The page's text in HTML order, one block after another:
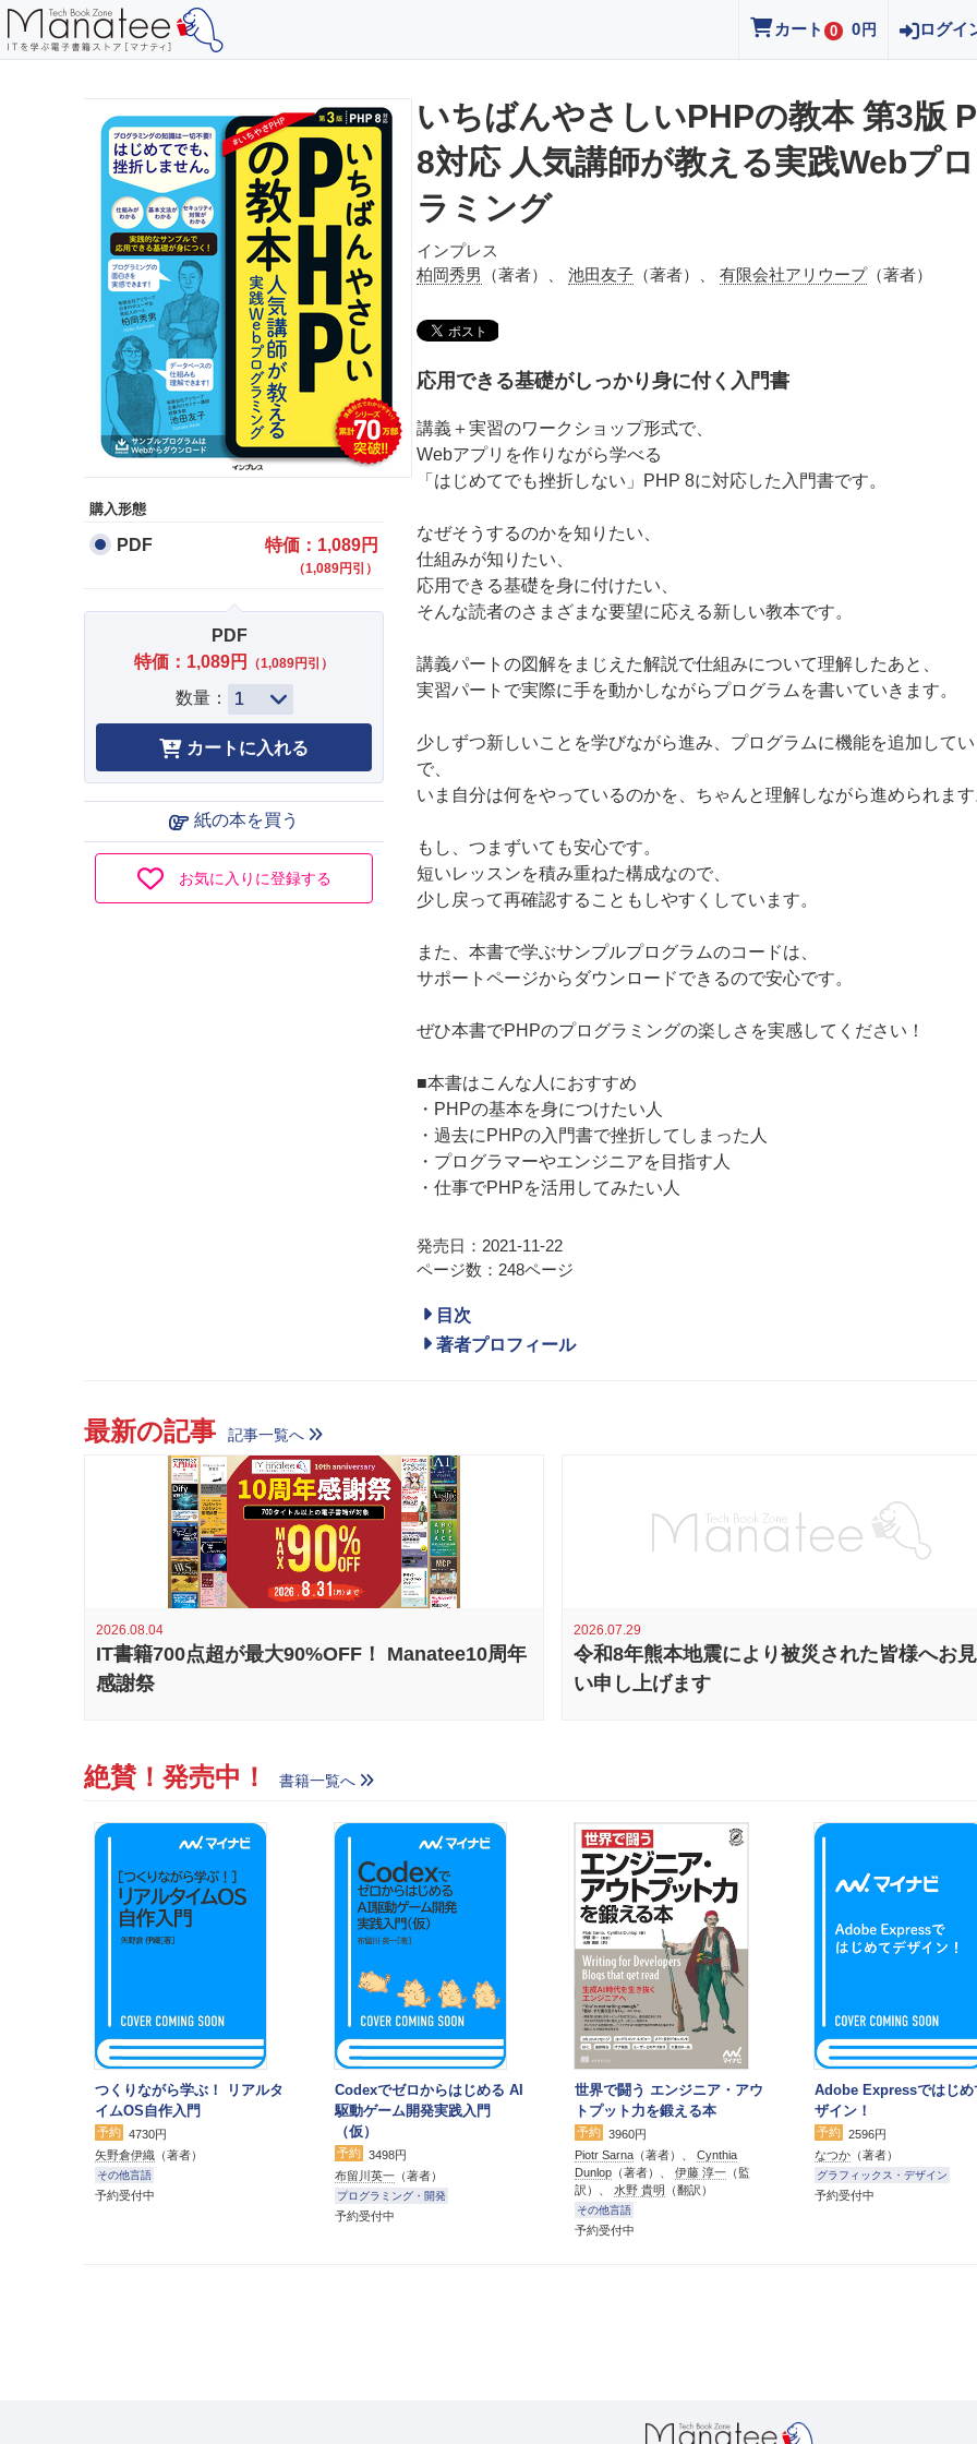
カート 0 0 円 ログイ
購入形態
PDF 特価：1,089円
（1,089円引）
PDF
特価：1,089円
（1,089円引）
数量：
紙の本を買う
お気に入りに登録する
いちばんやさしいPHPの教本 第3版
8対応 人気講師が教える実践Webプ
ラミング
インプレス
柏岡秀男
（著者）、 池田友子 （著者）、 有限会社アリウープ（著者）
応用できる基礎がしっかり身に付く入門書
講義＋実習のワークショップ形式で、
Webアプリを作りながら学べる
「はじめてでも挫折しない」PHP 8に対応した入門書です。
なぜそうするのかを知りたい、
仕組みが知りたい、
応用できる基礎を身に付けたい、
そんな読者のさまざまな要望に応える新しい教本です。
講義パートの図解をまじえた解説で仕組みについて理解したあと、
実習パートで実際に手を動かしながらプログラムを書いていきます。
少しずつ新しいことを学びながら進み、プログラムに機能を追加して
で、
いま自分は何をやっているのかを、ちゃんと理解しながら進められま
もし、つまずいても安心です。
短いレッスンを積み重ねた構成なので、
少し戻って再確認することもしやすくしています。
また、本書で学ぶサンプルプログラムのコードは、
サポートページからダウンロードできるので安心です。
ぜひ本書でPHPのプログラミングの楽しさを実感してください！
■本書はこんな人におすすめ
・PHPの基本を身につけたい人
・過去にPHPの入門書で挫折してしまった人
・プログラマーやエンジニアを目指す人
・仕事でPHPを活用してみたい人
発売日：2021-11-22
ページ数：248ページ
目次
著者プロフィール
最新の記事 記事一覧へ
2026.08.04
IT書籍700点超が最大90%OFF！ Manatee10周年
感謝祭
2026.07.29
令和8年熊本地震により被災された皆様へお
い申し上げます
絶賛！発売中！ 書籍一覧へ
つくりながら学ぶ！ リアルタ
イムOS自作入門
予約 4730円
矢野倉伊織 （著者）
その他言語
予約受付中
Codexでゼロからはじめる AI
駆動ゲーム開発実践入門
（仮）
予約 3498円
布留川英一 （著者）
プログラミング・開発
予約受付中
世界で闘う エンジニア・アウ
トプット力を鍛える本
予約 3960円
Piotr Sarna （著者）、 Cynthia
Dunlop （著者）、 伊藤 淳一 （監
訳）、 水野 貴明 （翻訳）
その他言語
予約受付中
Adobe Expressではじめ
ザイン！
予約 2596円
なつか （著者）
グラフィックス・デザイン
予約受付中